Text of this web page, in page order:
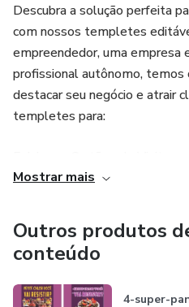
Descubra a solução perfeita
com nossos templetes
empreendedor, uma empresa
profissional autônomo, temos
destacar seu negócio e atrair
templetes para:
Banners e Cavaletes de Ferro
Mostrar mais
Outros produtos
conteúdo
4-super-